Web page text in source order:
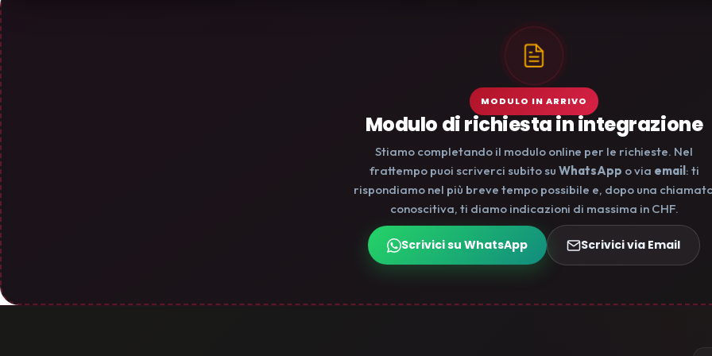
MODULO IN ARRIVO
Modulo di richiesta in integrazione
Stiamo completando il modulo online per le richieste. Nel
frattempo puoi scriverci subito su WhatsApp o via email : ti
rispondiamo nel più breve tempo possibile e, dopo una
conoscitiva, ti diamo indicazioni di massima in CHF.
Scrivici su WhatsApp Scrivici via Email